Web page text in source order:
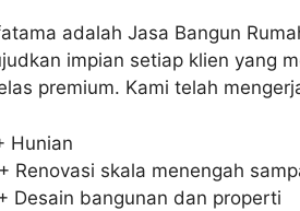
adalah Jasa Bangun
impian setiap klien yang
premium. Kami telah
Hunian
Renovasi skala menengah
Desain bangunan dan properti